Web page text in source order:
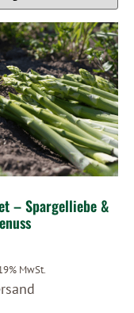
– Spargelliebe &
MwSt.